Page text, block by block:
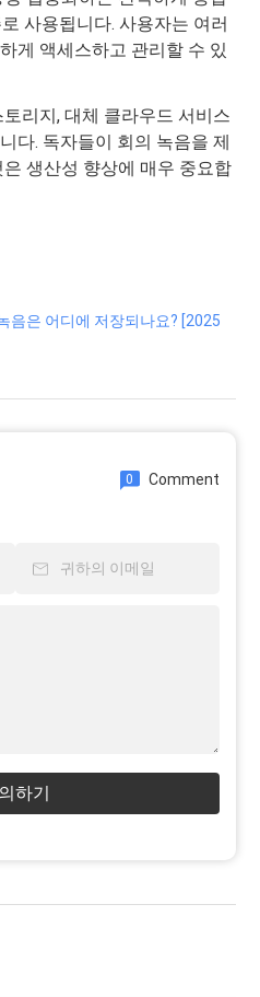
사용됩니다. 사용자는 여러
게 액세스하고 관리할 수 있
리지, 대체 클라우드 서비스
다. 독자들이 회의 녹음을 제
생산성 향상에 매우 중요합
음은 어디에 저장되나요? [2025
0 Comment
하기